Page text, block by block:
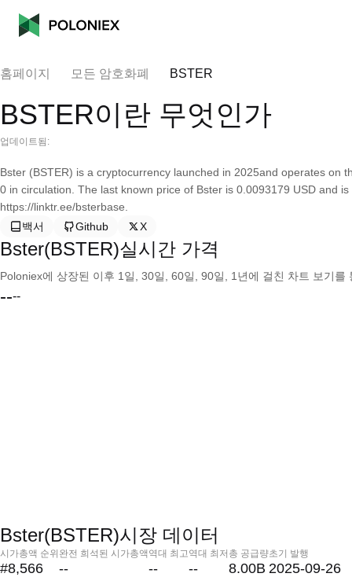
홈페이지 모든 암호화폐 BSTER
BSTER이란 무엇인가
업데이트됨:
Bster (BSTER) is a cryptocurrency launched in 2025and operates on
0 in circulation. The last known price of Bster is 0.0093179 USD and
https://linktr.ee/bsterbase.
백서
Github X
Bster(BSTER)실시간 가격
Poloniex에 상장된 이후 1일, 30일, 60일, 90일, 1년에 걸친 차트 보기
----
Bster(BSTER)시장 데이터
시가총액 순위
#8,566
완전 희석된 시가총액
--
역대 최고
--
역대 최저
--
총 공급량
8.00B
초기 발행
2025-09-26